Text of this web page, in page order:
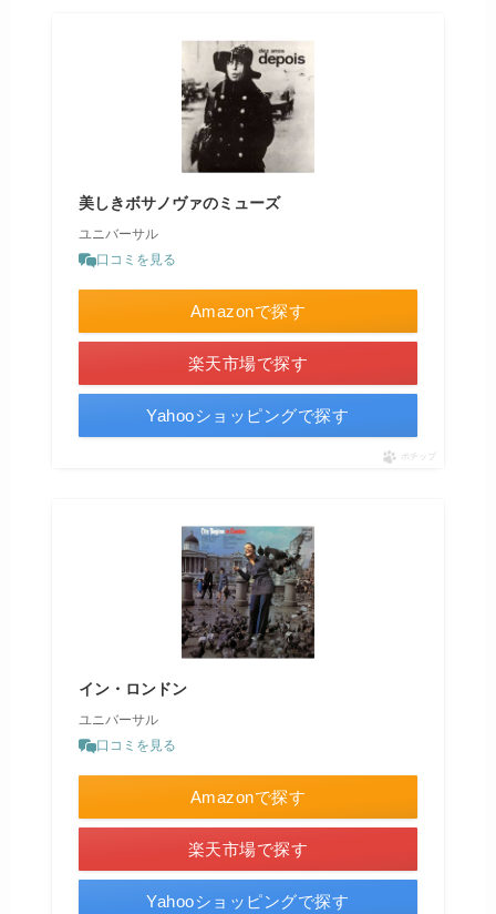
美しきボサノヴァのミューズ
ユニバーサル
口コミを見る
Amazonで探す
楽天市場で探す
Yahooショッピングで探す
ポチップ
イン・ロンドン
ユニバーサル
口コミを見る
Amazonで探す
楽天市場で探す
Yahooショッピングで探す